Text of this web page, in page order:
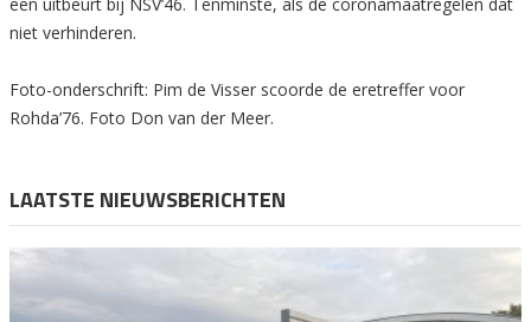
niet verhinderen.
Foto-onderschrift: Pim de Visser scoorde de eretreffer voor
Rohda’76. Foto Don van der Meer.
LAATSTE NIEUWSBERICHTEN